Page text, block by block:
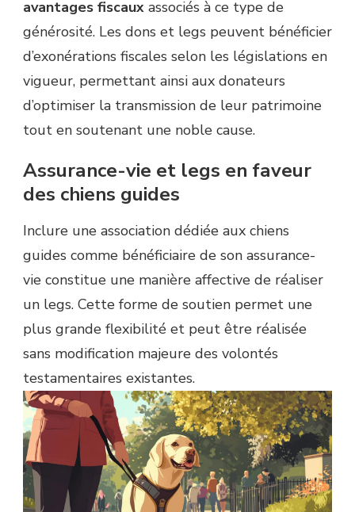
avantages fiscaux associés à ce type de
générosité. Les dons et legs peuvent bénéficier
d’exonérations fiscales selon les législations en
vigueur, permettant ainsi aux donateurs
d’optimiser la transmission de leur patrimoine
tout en soutenant une noble cause.
Assurance-vie et legs en faveur
des chiens guides
Inclure une association dédiée aux chiens
guides comme bénéficiaire de son assurance-
vie constitue une manière affective de réaliser
un legs. Cette forme de soutien permet une
plus grande flexibilité et peut être réalisée
sans modification majeure des volontés
testamentaires existantes.